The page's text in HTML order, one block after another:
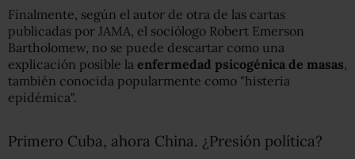
Finalmente, según el autor de otra de las cartas
publicadas por JAMA, el sociólogo Robert Emerson
Bartholomew, no se puede descartar como una
explicación posible la enfermedad psicogénica de masas,
también conocida popularmente como "histeria
epidémica".
Primero Cuba, ahora China. ¿Presión política?